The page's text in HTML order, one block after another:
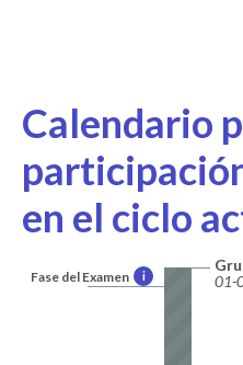
Calendario
en el ciclo
Fase del Examen i
01-